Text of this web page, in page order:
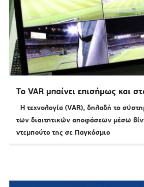
Το VAR μπαίνει επισήμως και
Η τεχνολογία (VAR), δηλαδή το
των διαιτητικών αποφάσεων μέσω
ντεμπούτο της σε Παγκόσμιο